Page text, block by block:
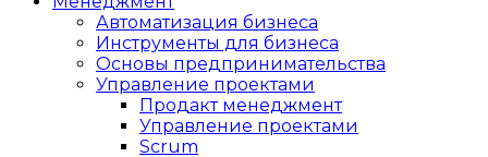
Автоматизация бизнеса
Инструменты для бизнеса
Основы предпринимательства
Управление проектами
Продакт менеджмент
Управление проектами
Scrum